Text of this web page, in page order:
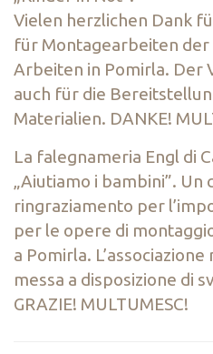
Vielen herzlichen Dank
für Montagearbeiten
Arbeiten in Pomirla. Der
auch für die
Materialien. DANKE!
La falegnameria Engl di
„Aiutiamo i bambini”. Un
ringraziamento per
per le opere di
a Pomirla.
messa a disposizione di
GRAZIE! MULTUMESC!